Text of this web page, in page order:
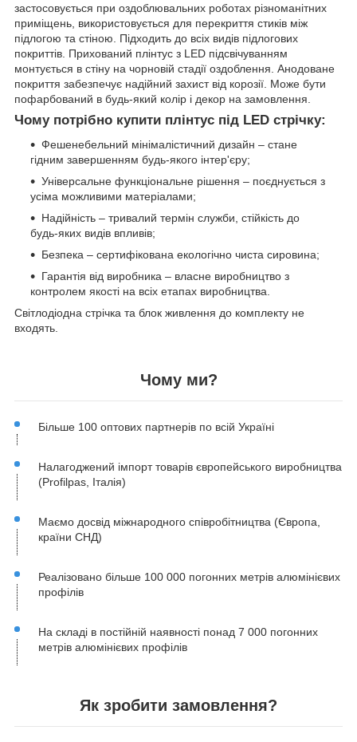
застосовується при оздоблювальних роботах різноманітних
приміщень, використовується для перекриття стиків між
підлогою та стіною. Підходить до всіх видів підлогових
покриттів. Прихований плінтус з LED підсвічуванням
монтується в стіну на чорновій стадії оздоблення. Анодоване
покриття забезпечує надійний захист від корозії. Може бути
пофарбований в будь-який колір і декор на замовлення.
Чому потрібно купити плінтус під LED стрічку:
Фешенебельний мінімалістичний дизайн – стане
гідним завершенням будь-якого інтер'єру;
Універсальне функціональне рішення – поєднується з
усіма можливими матеріалами;
Надійність – тривалий термін служби, стійкість до
будь-яких видів впливів;
Безпека – сертифікована екологічно чиста сировина;
Гарантія від виробника – власне виробництво з
контролем якості на всіх етапах виробництва.
Світлодіодна стрічка та блок живлення до комплекту не
входять.
Чому ми?
Більше 100 оптових партнерів по всій Україні
Налагоджений імпорт товарів європейського виробництва
(Profilpas, Італія)
Маємо досвід міжнародного співробітництва (Європа,
країни СНД)
Реалізовано більше 100 000 погонних метрів алюмінієвих
профілів
На складі в постійній наявності понад 7 000 погонних
метрів алюмінієвих профілів
Як зробити замовлення?